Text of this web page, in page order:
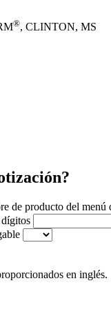
®, CLINTON, MS
de producto del menú
en inglés.